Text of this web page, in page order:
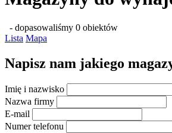
- dopasowaliśmy 0 obiektów
Lista Mapa
Napisz nam jakiego
Imię i nazwisko
Nazwa firmy
E-mail
Numer telefonu